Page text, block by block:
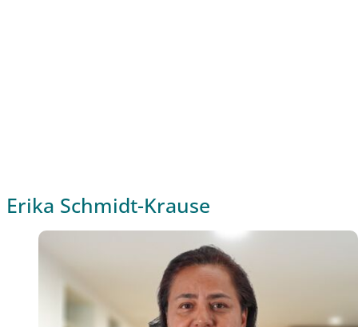
Erika Schmidt-Krause